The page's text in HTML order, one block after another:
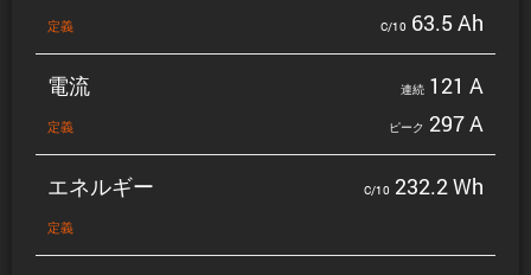
定義 C/10 63.5 Ah
電流
定義
連続 121 A
ピーク 297 A
エネルギー
定義
C/10 232.2 Wh